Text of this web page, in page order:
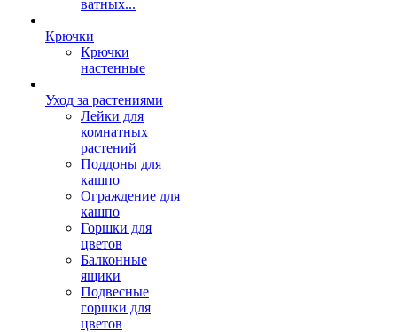
ватных...
Крючки
Крючки
настенные
Уход за растениями
Лейки для
комнатных
растений
Поддоны для
кашпо
Ограждение для
кашпо
Горшки для
цветов
Балконные
ящики
Подвесные
горшки для
цветов